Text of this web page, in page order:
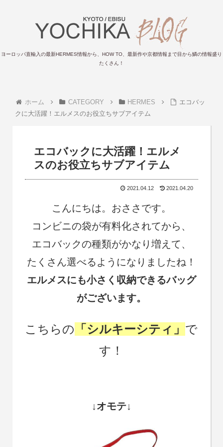
ヨーロッパ直輸入の最新HERMES情報から、HOW TO、最新作や京都情報まで目から鱗の情報盛り
たくさん！
ホーム CATEGORY HERMES
エコバッ
クに大活躍！エルメスのお役立ちサブアイテム
エコバックに大活躍！エルメ
スのお役立ちサブアイテム
2021.04.12 2021.04.20
こんにちは。おささです。
コンビニの袋が有料化されてから、
エコバックの種類がかなり増えて、
たくさん選べるようになりましたね！
エルメスにも小さく収納できるバッグ
がございます。
こちらの 「シルキーシティ」 で
す！
↓オモテ↓